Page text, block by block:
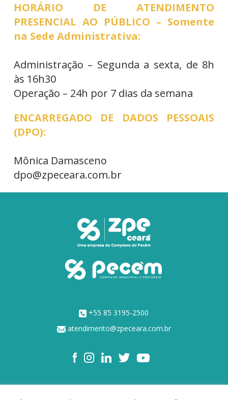
HORÁRIO DE ATENDIMENTO
PRESENCIAL AO PÚBLICO – Somente
na Sede Administrativa:
Administração – Segunda a sexta, de 8h
às 16h30
Operação – 24h por 7 dias da semana
ENCARREGADO DE DADOS PESSOAIS
(DPO):
Mônica Damasceno
dpo@zpeceara.com.br
+55 85 3195-2500
atendimento@zpeceara.com.br
NOSSOS ACIONISTAS